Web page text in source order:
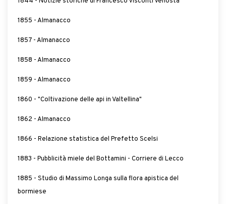
1855 - Almanacco
1857 - Almanacco
1858 - Almanacco
1859 - Almanacco
1860 - "Coltivazione delle api in Valtellina"
1862 - Almanacco
1866 - Relazione statistica del Prefetto Scelsi
1883 - Pubblicità miele del Bottamini - Corriere di Lecco
1885 - Studio di Massimo Longa sulla flora apistica del
bormiese